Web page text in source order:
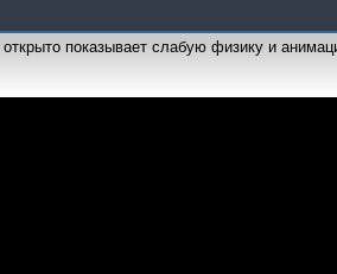
открыто показывает слабую физику и